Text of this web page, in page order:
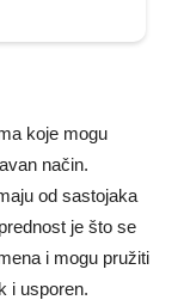
koje mogu
način.
od sastojaka
je što se
i mogu pružiti
i usporen.